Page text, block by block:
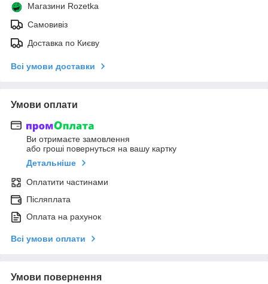
Магазини Rozetka
Самовивіз
Доставка по Києву
Всі умови доставки
Умови оплати
Ви отримаєте замовлення
або гроші повернуться на вашу картку
Детальніше
Оплатити частинами
Післяплата
Оплата на рахунок
Всі умови оплати
Умови повернення